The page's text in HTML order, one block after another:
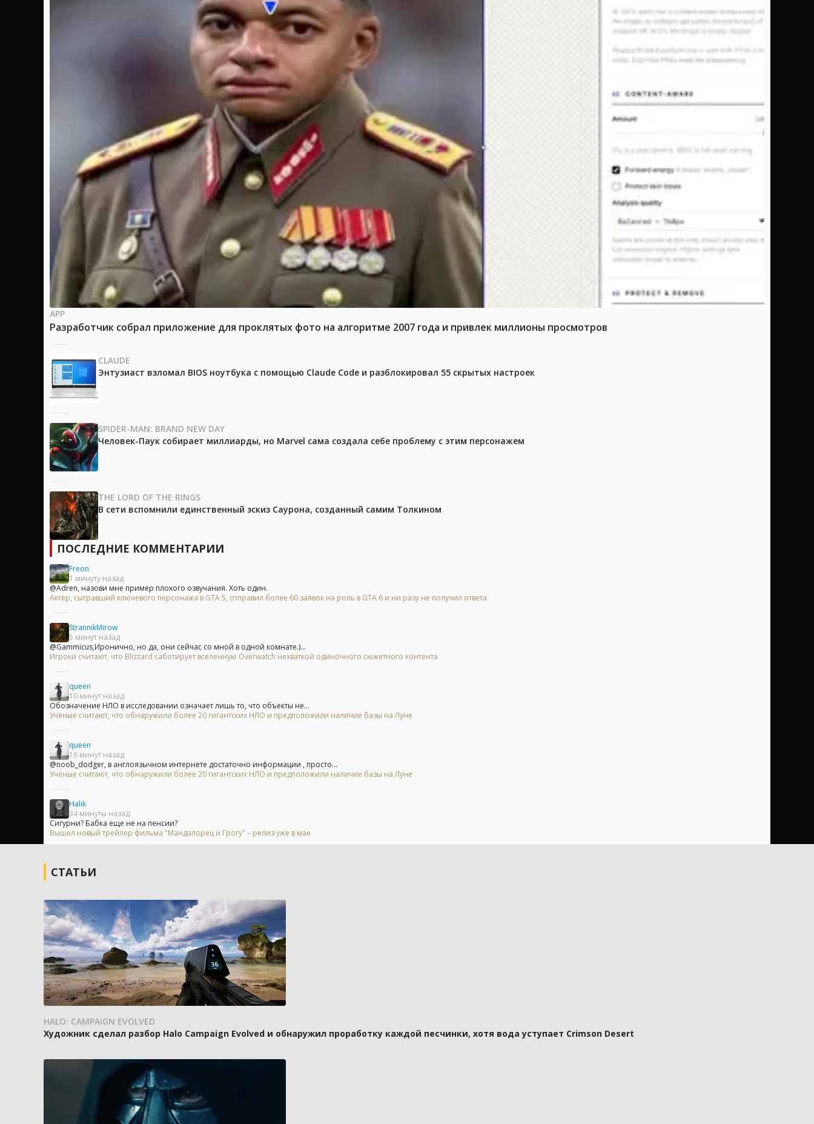
APP
Разработчик собрал приложение для проклятых фото на алгоритме 2007 года и привлек миллионы просмотров
CLAUDE
Энтузиаст взломал BIOS ноутбука с помощью Claude Code и разблокировал 55 скрытых настроек
SPIDER-MAN: BRAND NEW DAY
Человек-Паук собирает миллиарды, но Marvel сама создала себе проблему с этим персонажем
THE LORD OF THE RINGS
В сети вспомнили единственный эскиз Саурона, созданный самим Толкином
ПОСЛЕДНИЕ КОММЕНТАРИИ
Freon
1 минуту назад
@Adren, назови мне пример плохого озвучания. Хоть один.
Актёр, сыгравший ключевого персонажа в GTA 5, отправил более 60 заявок на роль в GTA 6 и ни разу не получил ответа
StrannikMirow
5 минут назад
@Gammicus,Иронично, но да, они сейчас со мной в одной комнате.)...
Игроки считают, что Blizzard саботирует вселенную Overwatch нехваткой одиночного сюжетного контента
queen
10 минут назад
Обозначение НЛО в исследовании означает лишь то, что объекты не...
Учёные считают, что обнаружили более 20 гигантских НЛО и предположили наличие базы на Луне
queen
16 минут назад
@noob_dodger, в англоязычном интернете достаточно информации , просто...
Учёные считают, что обнаружили более 20 гигантских НЛО и предположили наличие базы на Луне
Halik
34 минуты назад
Сигурни? Бабка еще не на пенсии?
Вышел новый трейлер фильма "Мандалорец и Грогу" – релиз уже в мае
СТАТЬИ
HALO: CAMPAIGN EVOLVED
Художник сделал разбор Halo Campaign Evolved и обнаружил проработку каждой песчинки, хотя вода уступает Crimson Desert